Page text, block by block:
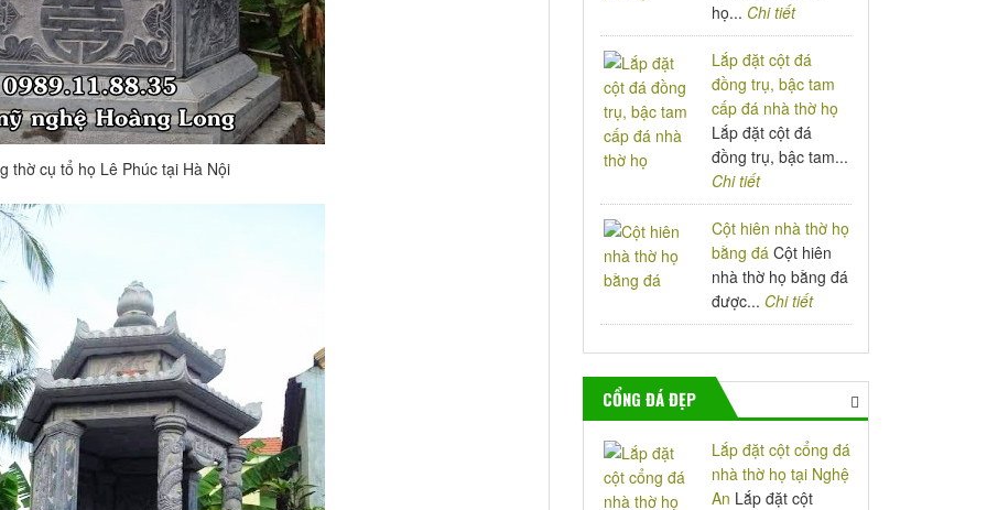
thờ cụ tổ họ Lê Phúc tại Hà Nội
họ... Chi tiết
Lắp đặt cột đá
đồng trụ, bậc tam
cấp đá nhà thờ họ
Lắp đặt cột đá
đồng trụ, bậc tam...
Chi tiết
Cột hiên nhà thờ họ
bằng đá Cột hiên
nhà thờ họ bằng đá
được... Chi tiết
CỔNG ĐÁ ĐẸP
Lắp đặt cột cổng đá
nhà thờ họ tại Nghệ
An Lắp đặt cột